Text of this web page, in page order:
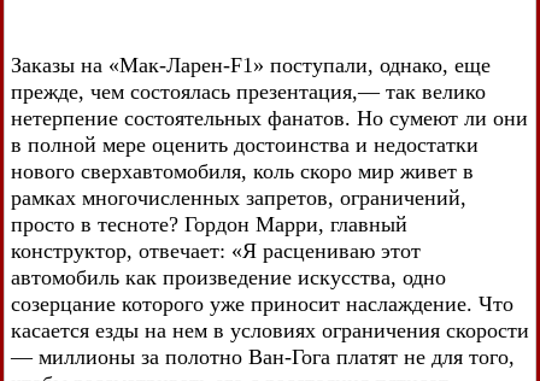
Заказы на «Мак-Ларен-F1» поступали, однако, еще
прежде, чем состоялась презентация,— так велико
нетерпение состоятельных фанатов. Но сумеют ли они
в полной мере оценить достоинства и недостатки
нового сверхавтомобиля, коль скоро мир живет в
рамках многочисленных запретов, ограничений,
просто в тесноте? Гордон Марри, главный
конструктор, отвечает: «Я расцениваю этот
автомобиль как произведение искусства, одно
созерцание которого уже приносит наслаждение. Что
касается езды на нем в условиях ограничения скорости
— миллионы за полотно Ван-Гога платят не для того,